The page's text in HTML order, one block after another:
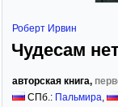
Роберт Ирвин
Чудесам
авторская книга,
СПб.: Пальмира,